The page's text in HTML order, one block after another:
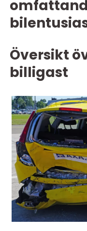
Översikt
billigast